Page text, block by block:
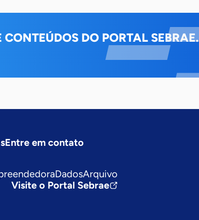
DO PORTAL SEBRAE.
Entre em contato
DadosArquivo
Visite o Portal Sebrae